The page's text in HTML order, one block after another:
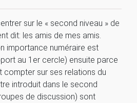
sur le « second niveau » de
dit: les amis de mes amis.
importance numéraire est
au 1er cercle) ensuite parce
compter sur ses relations du
introduit dans le second
de discussion) sont